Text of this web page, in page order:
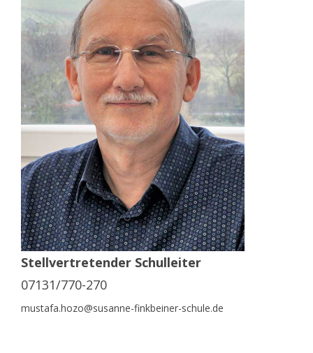
Stellvertretender Schulleiter
07131/770-270
mustafa.hozo@susanne-finkbeiner-schule.de